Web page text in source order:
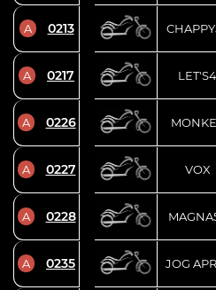
A 0213
A 0217 LET'S4
A 0226
A 0227 VOX
A 0228
A 0235 JOG